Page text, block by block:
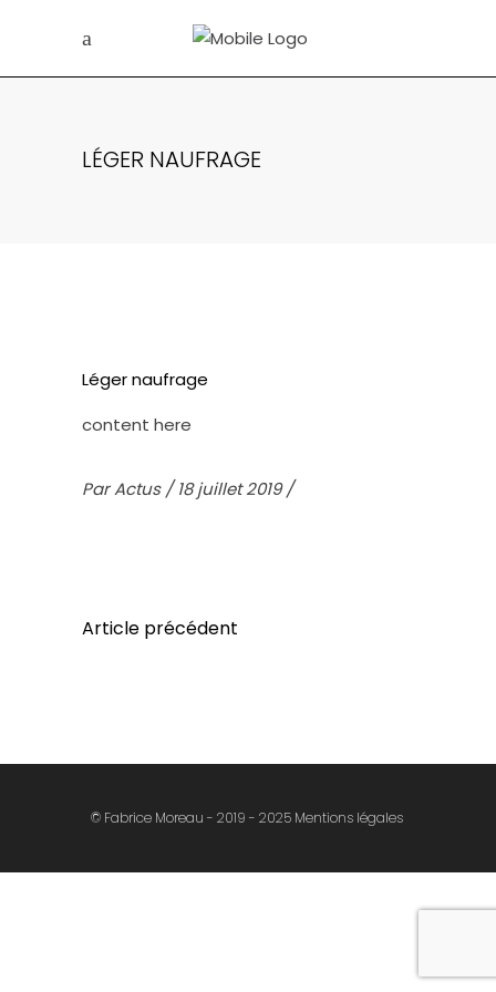
LÉGER NAUFRAGE
Léger naufrage
content here
ParActus 18 juillet 2019
Article précédent
© Fabrice Moreau - 2019 - 2025 Mentions légales